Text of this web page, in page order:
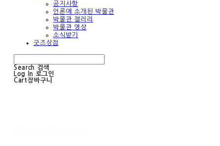
공지사항
언론에 소개된 박물관
박물관 갤러리
박물관 영상
소식받기
굿즈상점
Search 검색
Log In 로그인
Cart장바구니